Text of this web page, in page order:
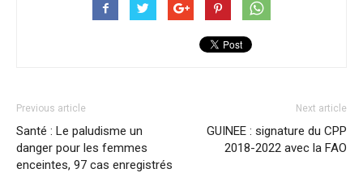
Previous article
Santé : Le paludisme un
danger pour les femmes
enceintes, 97 cas enregistrés
Next article
GUINEE : signature du CPP
2018-2022 avec la FAO